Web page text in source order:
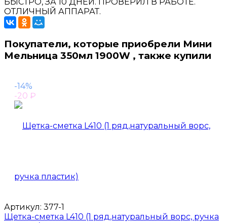
БЫСТРО, ЗА 10 ДНЕЙ. ПРОВЕРИЛ В РАБОТЕ.
ОТЛИЧНЫЙ АППАРАТ.
Покупатели, которые приобрели Мини
Мельница 350мл 1900W , также купили
-14%
-20 ₽
Артикул: 377-1
Щетка-сметка L410 (1 ряд,натуральный ворс, ручка